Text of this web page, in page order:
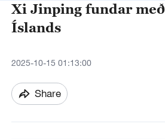
Xi Jinping fundar
Íslands
2025-10-15 01:13:00
Share